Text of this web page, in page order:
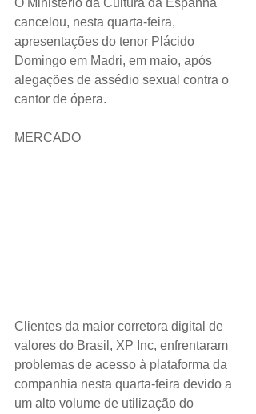
cancelou, nesta quarta-feira,
apresentações do tenor Plácido
Domingo em Madri, em maio, após
alegações de assédio sexual contra o
cantor de ópera.
MERCADO
Clientes da maior corretora digital de
valores do Brasil, XP Inc, enfrentaram
problemas de acesso à plataforma da
companhia nesta quarta-feira devido a
um alto volume de utilização do